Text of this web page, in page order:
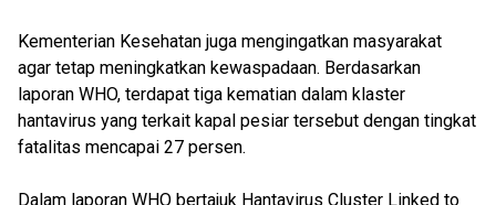
Kementerian Kesehatan juga mengingatkan masyarakat
agar tetap meningkatkan kewaspadaan. Berdasarkan
laporan WHO, terdapat tiga kematian dalam klaster
hantavirus yang terkait kapal pesiar tersebut dengan tingkat
fatalitas mencapai 27 persen.
Dalam laporan WHO bertajuk Hantavirus Cluster Linked to